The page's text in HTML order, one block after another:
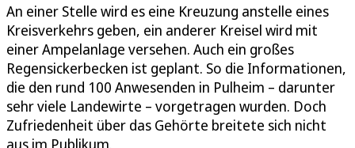
An einer Stelle wird es eine Kreuzung anstelle eines
Kreisverkehrs geben, ein anderer Kreisel wird mit
einer Ampelanlage versehen. Auch ein großes
Regensickerbecken ist geplant. So die Informationen,
die den rund 100 Anwesenden in Pulheim – darunter
sehr viele Landewirte – vorgetragen wurden. Doch
Zufriedenheit über das Gehörte breitete sich nicht
aus im Publikum.